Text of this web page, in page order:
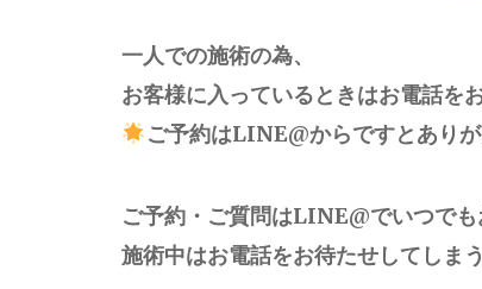
一人での施術の為、
お客様に入っているときはお電話を
ご予約はLINE@からですとあり
ご予約・ご質問はLINE@でいつで
施術中はお電話をお待たせしてしま